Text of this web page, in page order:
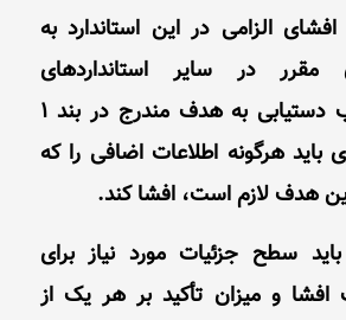
افشای الزامی در این استاندارد به
مقرر در سایر استانداردهای
، موجب دستیابی به هدف مندرج در بند 1
باید هرگونه اطلاعات اضافی را که
هدف لازم است، افشا کند.
سطح جزئیات مورد نیاز برای
و میزان تأکید بر هر یک از